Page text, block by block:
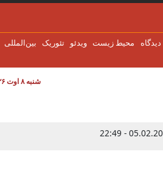
دیدگاه محیط زیست ویدئو تئوریک بین‌المللی
شنبه ۸ اوت ۲۰۲۶